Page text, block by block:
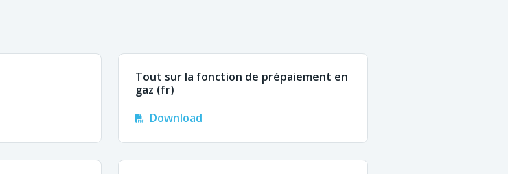
Tout sur la fonction de prépaiement en
gaz (fr)
Download